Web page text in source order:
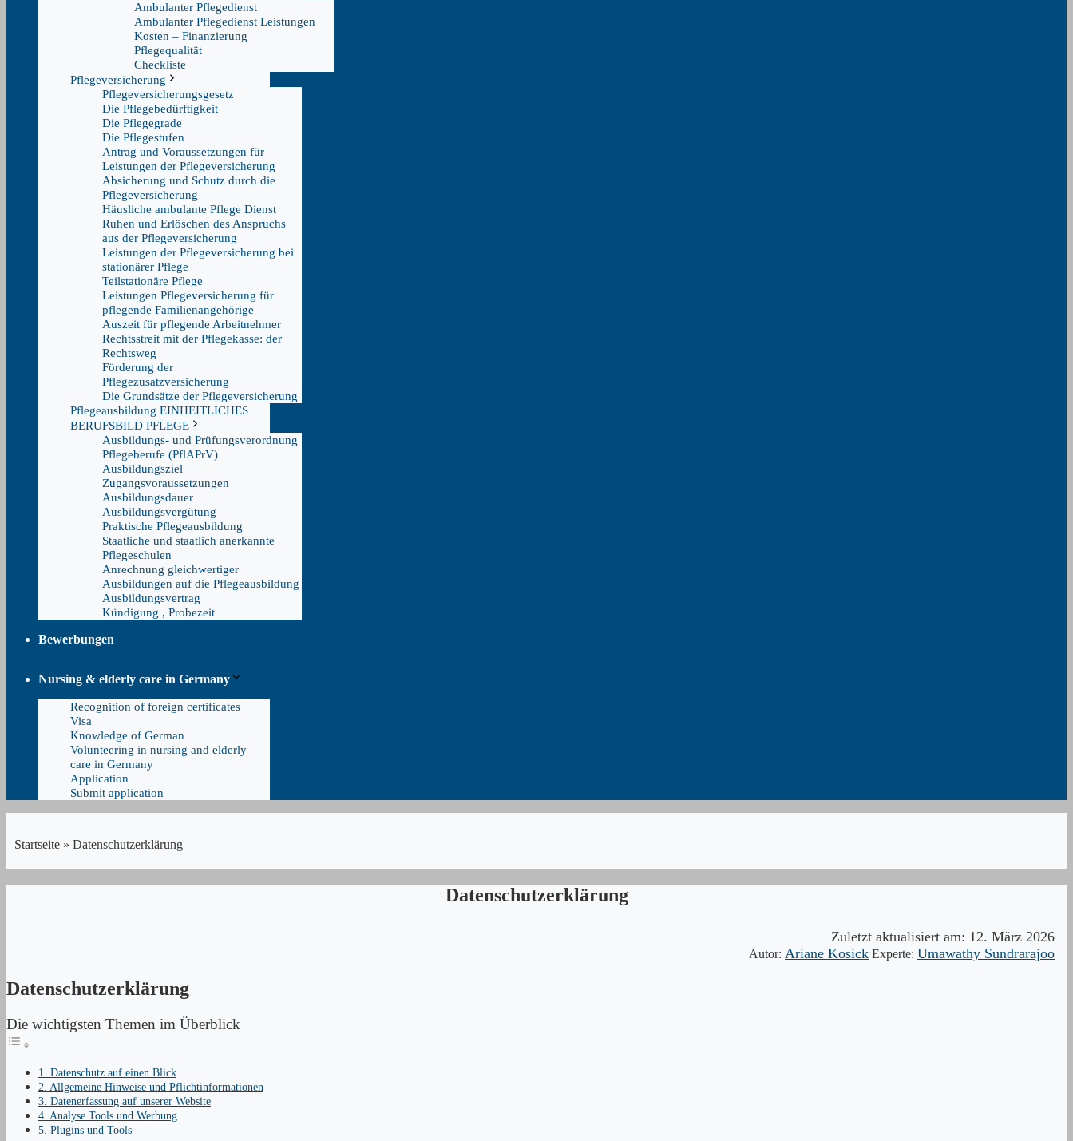
Ambulanter Pflegedienst
Ambulanter Pflegedienst Leistungen
Kosten – Finanzierung
Pflegequalität
Checkliste
Pflegeversicherung
Pflegeversicherungsgesetz
Die Pflegebedürftigkeit
Die Pflegegrade
Die Pflegestufen
Antrag und Voraussetzungen für
Leistungen der Pflegeversicherung
Absicherung und Schutz durch die
Pflegeversicherung
Häusliche ambulante Pflege Dienst
Ruhen und Erlöschen des Anspruchs
aus der Pflegeversicherung
Leistungen der Pflegeversicherung bei
stationärer Pflege
Teilstationäre Pflege
Leistungen Pflegeversicherung für
pflegende Familienangehörige
Auszeit für pflegende Arbeitnehmer
Rechtsstreit mit der Pflegekasse: der
Rechtsweg
Förderung der
Pflegezusatzversicherung
Die Grundsätze der Pflegeversicherung
Pflegeausbildung EINHEITLICHES
BERUFSBILD PFLEGE
Ausbildungs- und Prüfungsverordnung
Pflegeberufe (PflAPrV)
Ausbildungsziel
Zugangsvoraussetzungen
Ausbildungsdauer
Ausbildungsvergütung
Praktische Pflegeausbildung
Staatliche und staatlich anerkannte
Pflegeschulen
Anrechnung gleichwertiger
Ausbildungen auf die Pflegeausbildung
Ausbildungsvertrag
Kündigung , Probezeit
Bewerbungen
Nursing & elderly care in Germany
Recognition of foreign certificates
Visa
Knowledge of German
Volunteering in nursing and elderly
care in Germany
Application
Submit application
Startseite » Datenschutzerklärung
Datenschutzerklärung
Zuletzt aktualisiert am: 12. März 2026
Autor: Ariane Kosick Experte: Umawathy Sundrarajoo
Datenschutzerklärung
Die wichtigsten Themen im Überblick
1. Datenschutz auf einen Blick
2. Allgemeine Hinweise und Pflichtinformationen
3. Datenerfassung auf unserer Website
4. Analyse Tools und Werbung
5. Plugins und Tools